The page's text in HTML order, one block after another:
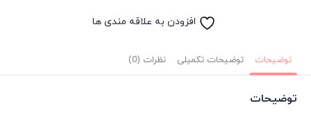
افزودن به علاقه مندی ها
توضیحات توضیحات تکمیلی نظرات (0)
توضیحات